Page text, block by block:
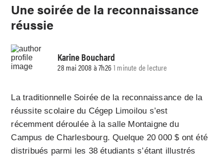
Une soirée de la reconnaissance
réussie
Karine Bouchard
28 mai 2008 à 7h261 minute de lecture
La traditionnelle Soirée de la reconnaissance de la
réussite scolaire du Cégep Limoilou s’est
récemment déroulée à la salle Montaigne du
Campus de Charlesbourg. Quelque 20 000 $ ont été
distribués parmi les 38 étudiants s’étant illustrés